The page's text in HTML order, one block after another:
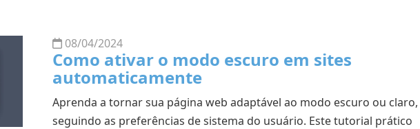
08/04/2024
Como ativar o modo escuro em sites
automaticamente
Aprenda a tornar sua página web adaptável ao modo escuro ou claro,
seguindo as preferências de sistema do usuário. Este tutorial prático